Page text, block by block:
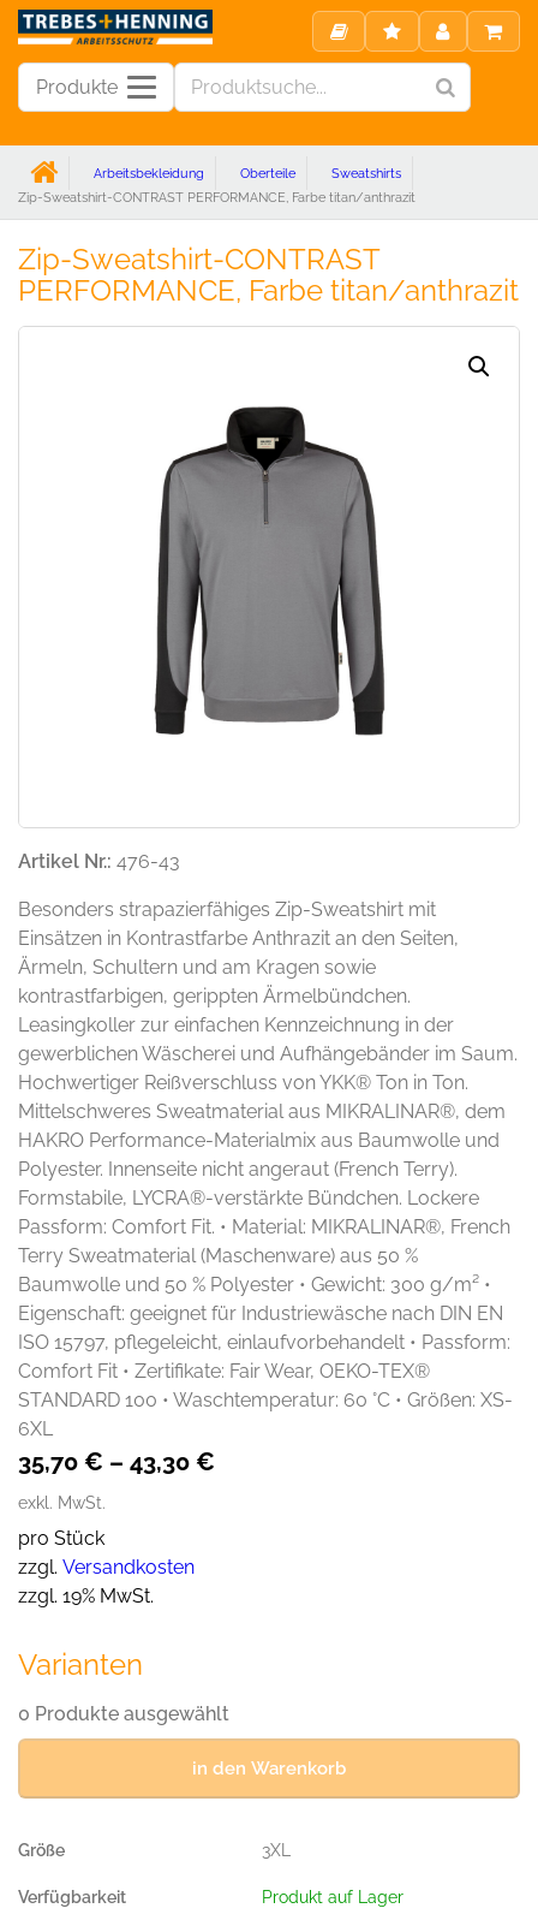
Produkte
Arbeitsbekleidung Oberteile
Sweatshirts
Zip-Sweatshirt-CONTRAST PERFORMANCE, Farbe titan/anthrazit
Zip-Sweatshirt-CONTRAST
PERFORMANCE, Farbe titan/anthrazit
Artikel Nr.: 476-43
Besonders strapazierfähiges Zip-Sweatshirt mit
Einsätzen in Kontrastfarbe Anthrazit an den Seiten,
Ärmeln, Schultern und am Kragen sowie
kontrastfarbigen, gerippten Ärmelbündchen.
Leasingkoller zur einfachen Kennzeichnung in der
gewerblichen Wäscherei und Aufhängebänder im Saum.
Hochwertiger Reißverschluss von YKK® Ton in Ton.
Mittelschweres Sweatmaterial aus MIKRALINAR®, dem
HAKRO Performance-Materialmix aus Baumwolle und
Polyester. Innenseite nicht angeraut (French Terry).
Formstabile, LYCRA®-verstärkte Bündchen. Lockere
Passform: Comfort Fit. • Material: MIKRALINAR®, French
Terry Sweatmaterial (Maschenware) aus 50 %
Baumwolle und 50 % Polyester • Gewicht: 300 g/m² •
Eigenschaft: geeignet für Industriewäsche nach DIN EN
ISO 15797, pflegeleicht, einlaufvorbehandelt • Passform:
Comfort Fit • Zertifikate: Fair Wear, OEKO-TEX®
STANDARD 100 • Waschtemperatur: 60 °C • Größen: XS-
6XL
35,70 € – 43,30 €
exkl. MwSt.
pro Stück
zzgl. Versandkosten
zzgl. 19% MwSt.
Varianten
0 Produkte ausgewählt
in den Warenkorb
3XL
Produkt auf Lager